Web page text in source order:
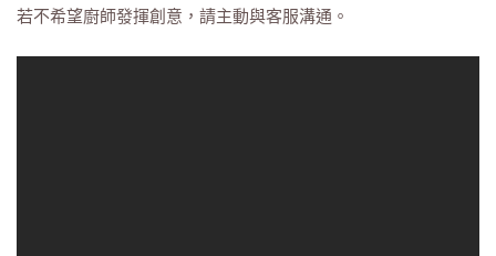
若不希望廚師發揮創意，請主動與客服溝通。